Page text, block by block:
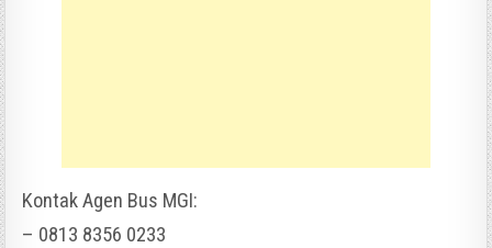
Kontak Agen Bus MGI:
– 0813 8356 0233